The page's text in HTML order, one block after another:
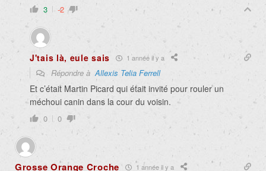
3 -2
J'tais là, eule sais 1 année il y a
Répondre àAllexis Telia Ferrell
Et c’était Martin Picard qui était invité pour rouler un
méchoui canin dans la cour du voisin.
0 0
Grosse Orange Croche 1 année il y a